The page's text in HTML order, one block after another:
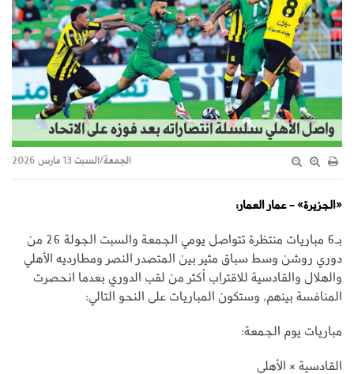
واصل الأهلي سلسلة انتصاراته بعد فوزه على الاتحاد
الجمعة/السبت 13 مارس 2026
«الجزيرة» - عمار العمار:
بـ6 مباريات منتظرة تتواصل يومي الجمعة والسبت الجولة 26 من
دوري روشن وسط سباق مثير بين المتصدر النصر ومطارديه الأهلي
والهلال والقادسية للاقتراب أكثر من لقب الدوري بعدما انحصرت
المنافسة بينهم، وستكون المباريات على النحو التالي:
مباريات يوم الجمعة:
القادسية × الأهلي